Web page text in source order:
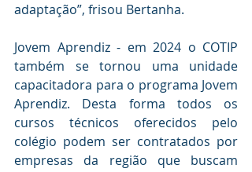
adaptação”, frisou Bertanha.
Jovem Aprendiz - em 2024 o COTIP
também se tornou uma unidade
capacitadora para o programa Jovem
Aprendiz. Desta forma todos os
cursos técnicos oferecidos pelo
colégio podem ser contratados por
empresas da região que buscam